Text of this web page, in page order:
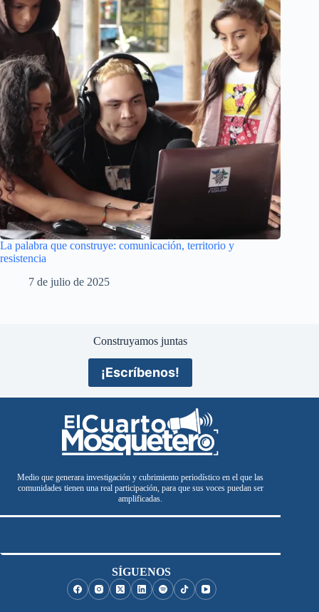
La palabra que construye: comunicación, territorio y
resistencia
7 de julio de 2025
Construyamos juntas
¡Escríbenos!
Medio que generara investigación y cubrimiento periodístico en el que las
comunidades tienen una real participación, para que sus voces puedan ser
amplificadas.
SÍGUENOS